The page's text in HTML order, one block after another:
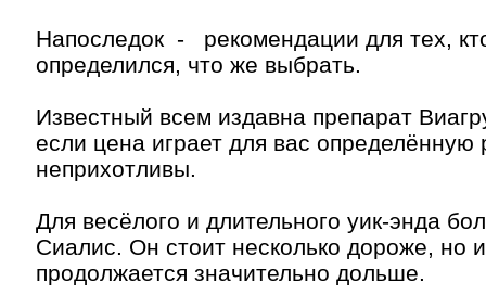
Напоследок - рекомендации для тех,
определился, что же выбрать.
Известный всем издавна препарат
если цена играет для вас определённую
неприхотливы.
Для весёлого и длительного уик-энда
Сиалис. Он стоит несколько дороже, но
продолжается значительно дольше.